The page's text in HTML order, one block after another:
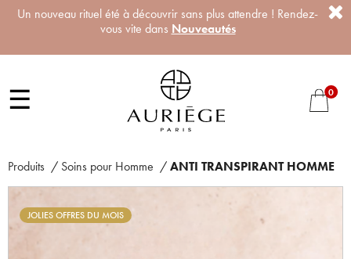
Un nouveau rituel été à découvrir sans plus attendre ! Rendez-
vous vite dans Nouveautés
☰ 0
Produits / Soins pour Homme /ANTI TRANSPIRANT HOMME
JOLIES OFFRES DU MOIS